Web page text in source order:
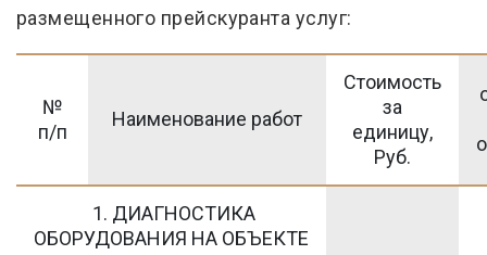
размещенного прейскуранта услуг:
№
п/п
Наименование работ
Стоимость
за
единицу,
Руб.
1. ДИАГНОСТИКА
ОБОРУДОВАНИЯ НА ОБЪЕКТЕ